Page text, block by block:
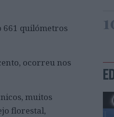
661 quilómetros
ocorreu nos
muitos
florestal,